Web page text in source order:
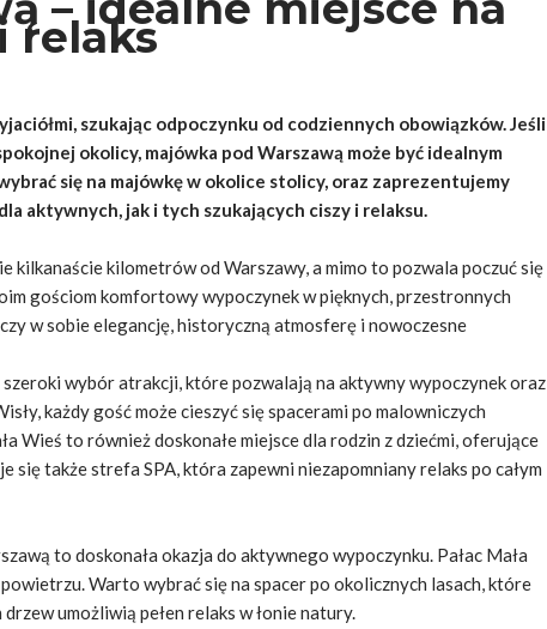
relaks
szukając odpoczynku od codziennych obowiązków. Jeśli
okolicy, majówka pod Warszawą może być idealnym
się na majówkę w okolice stolicy, oraz zaprezentujemy
aktywnych, jak i tych szukających ciszy i relaksu.
kilkanaście kilometrów od Warszawy, a mimo to pozwala poczuć się
gościom komfortowy wypoczynek w pięknych, przestronnych
w sobie elegancję, historyczną atmosferę i nowoczesne
wybór atrakcji, które pozwalają na aktywny wypoczynek oraz
każdy gość może cieszyć się spacerami po malowniczych
Wieś to również doskonałe miejsce dla rodzin z dziećmi, oferujące
także strefa SPA, która zapewni niezapomniany relaks po całym
to doskonała okazja do aktywnego wypoczynku. Pałac Mała
Warto wybrać się na spacer po okolicznych lasach, które
umożliwią pełen relaks w łonie natury.